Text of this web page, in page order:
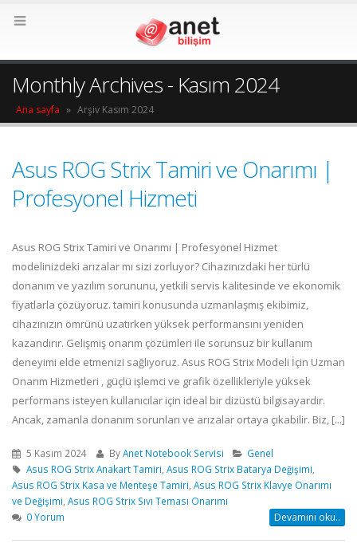
Monthly Archives - Kasım 2024
Ana sayfa » Arşiv Kasım 2024
Asus ROG Strix Tamiri ve Onarımı |
Profesyonel Hizmeti
Asus ROG Strix Tamiri ve Onarımı | Profesyonel Hizmet
modelinizdeki arızalar mı sizi zorluyor? Cihazınızdaki her türlü
donanım ve yazılım sorununu, yetkili servis kalitesinde ve ekonomik
fiyatlarla çözüyoruz. tamiri konusunda uzmanlaşmış ekibimiz,
cihazınızın ömrünü uzatırken yüksek performansını yeniden
kazandırır. Gelişmiş onarım çözümleri ile sorunsuz bir kullanım
deneyimi elde etmenizi sağlıyoruz. Asus ROG Strix Modeli İçin Uzman
Onarım Hizmetleri , güçlü işlemci ve grafik özellikleriyle yüksek
performans isteyen kullanıcılar için ideal bir dizüstü bilgisayardır.
Ancak, zamanla donanım sorunları ve arızalar ortaya çıkabilir. Biz, [...]
5 Kasım 2024 ByAnet Notebook Servisi
Genel
Asus ROG Strix Anakart Tamiri Asus ROG Strix Batarya Değişimi
Asus ROG Strix Kasa ve Menteşe Tamiri Asus ROG Strix Klavye Onarımı
ve Değişimi Asus ROG Strix Sıvı Teması Onarımı
0 Yorum
Devamını oku..